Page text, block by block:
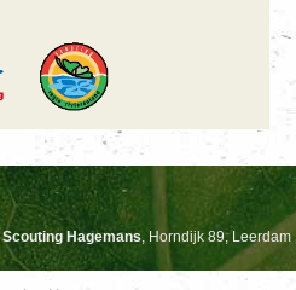
Scouting Hagemans, Horndijk 89, Leerdam